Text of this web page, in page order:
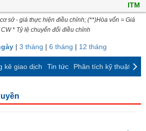
ITM
sở - giá thực hiện điều chỉnh; (**)Hòa vốn = Giá
* Tỷ lệ chuyển đổi điều chỉnh
| 3 tháng | 6 tháng | 12 tháng
kê giao dịch Tin tức Phân tích kỹ thuật